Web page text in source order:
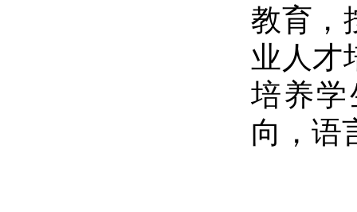
教育，
业人才
培养
向，语